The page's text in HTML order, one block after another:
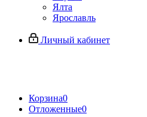
Ялта
Ярославль
Личный кабинет
Корзина0
Отложенные0